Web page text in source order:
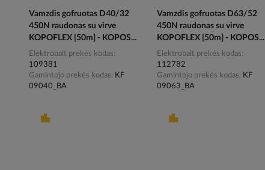
Vamzdis gofruotas D40/32
450N raudonas su virve
KOPOFLEX [50m] - KOPOS...
Elektrobalt prekės kodas
109381
Gamintojo prekės kodas
KF
09040_BA
Vamzdis gofruotas D63/52
450N raudonas su virve
KOPOFLEX [50m] - KOPOS...
Elektrobalt prekės kodas
112782
Gamintojo prekės kodas
KF
09063_BA